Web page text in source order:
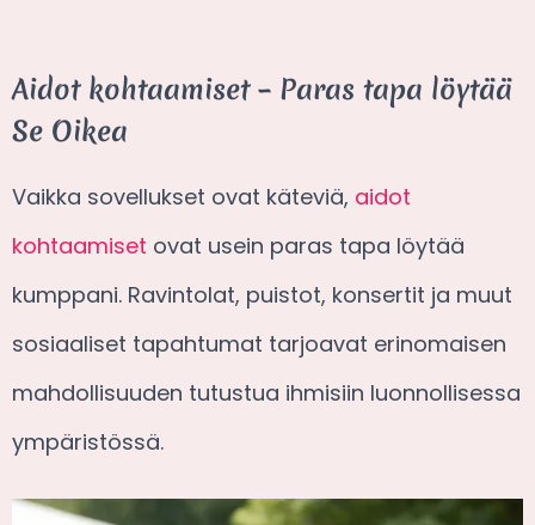
Aidot kohtaamiset – Paras tapa löytää
Se Oikea
Vaikka sovellukset ovat käteviä, aidot
kohtaamiset ovat usein paras tapa löytää
kumppani. Ravintolat, puistot, konsertit ja muut
sosiaaliset tapahtumat tarjoavat erinomaisen
mahdollisuuden tutustua ihmisiin luonnollisessa
ympäristössä.